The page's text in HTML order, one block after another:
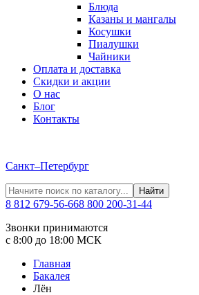
Блюда
Казаны и мангалы
Косушки
Пиалушки
Чайники
Оплата и доставка
Скидки и акции
О нас
Блог
Контакты
Санкт–Петербург
Найти
8 812 679-56-668 800 200-31-44
Звонки принимаются
с 8:00 до 18:00 МСК
Главная
Бакалея
Лён